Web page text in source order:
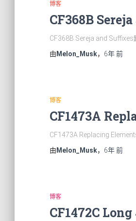
博客
CF368B
CF368B Sereja and Suffixes
由 Melon_Musk， 6年前
博客
CF1473A
CF1473A Replacing
由 Melon_Musk， 6年前
博客
CF1472C